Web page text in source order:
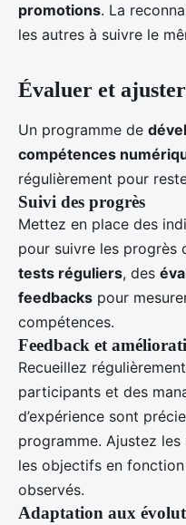
promotions. La
les autres à suivre le
Évaluer et
Un programme de
compétences
régulièrement pour
Suivi des progrès
Mettez en place des
pour suivre les progrès
tests réguliers, des
feedbacks pour
compétences.
Feedback et
Recueillez
participants et des
d’expérience sont
programme. Ajustez
les objectifs en
observés.
Adaptation aux